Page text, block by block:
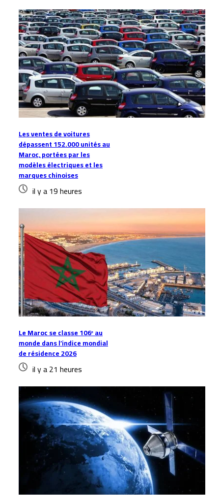
Les ventes de voitures
dépassent 152.000 unités au
Maroc, portées par les
modèles électriques et les
marques chinoises
il y a 19 heures
Le Maroc se classe 106ᵉ au
monde dans l’indice mondial
de résidence 2026
il y a 21 heures